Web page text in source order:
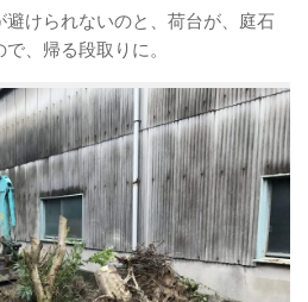
避けられないのと、荷台が、庭石
、帰る段取りに。